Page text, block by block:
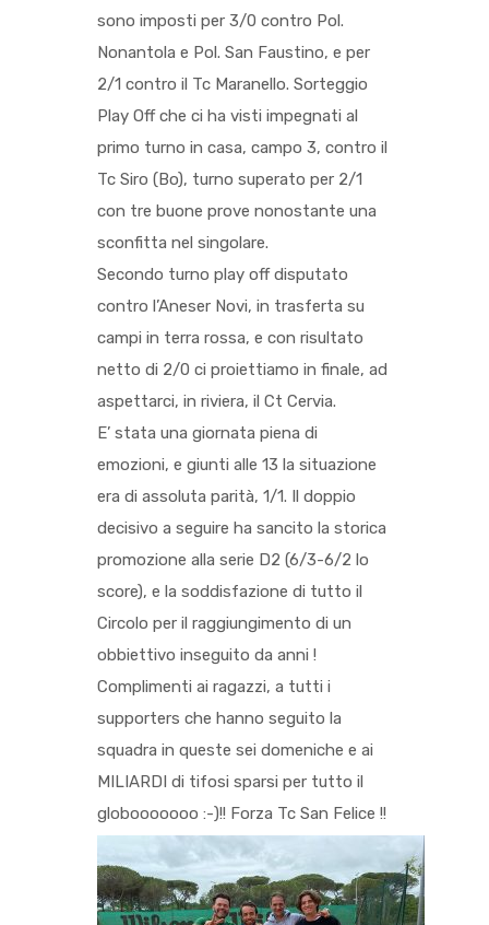
sono imposti per 3/0 contro Pol.
Nonantola e Pol. San Faustino, e per
2/1 contro il Tc Maranello. Sorteggio
Play Off che ci ha visti impegnati al
primo turno in casa, campo 3, contro il
Tc Siro (Bo), turno superato per 2/1
con tre buone prove nonostante una
sconfitta nel singolare.
Secondo turno play off disputato
contro l’Aneser Novi, in trasferta su
campi in terra rossa, e con risultato
netto di 2/0 ci proiettiamo in finale, ad
aspettarci, in riviera, il Ct Cervia.
E’ stata una giornata piena di
emozioni, e giunti alle 13 la situazione
era di assoluta parità, 1/1. Il doppio
decisivo a seguire ha sancito la storica
promozione alla serie D2 (6/3-6/2 lo
score), e la soddisfazione di tutto il
Circolo per il raggiungimento di un
obbiettivo inseguito da anni !
Complimenti ai ragazzi, a tutti i
supporters che hanno seguito la
squadra in queste sei domeniche e ai
MILIARDI di tifosi sparsi per tutto il
globooooooo :-)!! Forza Tc San Felice !!